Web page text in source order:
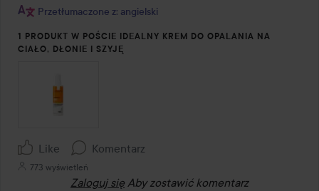
Przetłumaczone z: angielski
1 PRODUKT W POŚCIE IDEALNY KREM DO OPALANIA NA
CIAŁO, DŁONIE I SZYJĘ
Like Komentarz
773 wyświetleń
Zaloguj się Aby zostawić komentarz